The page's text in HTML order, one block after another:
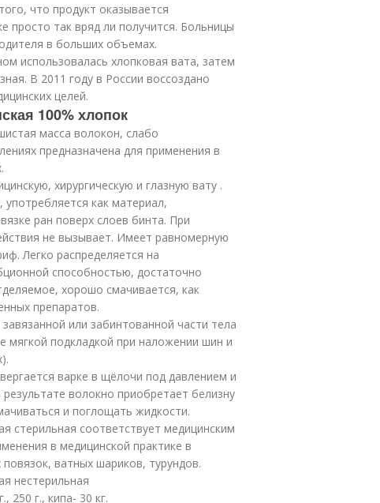
что продукт оказывается
просто так вряд ли получится. Больницы
в больших объемах.
использовалась хлопковая вата, затем
В 2011 году в России воссоздано
целей.
100% хлопок
масса волокон, слабо
предназначена для применения в
хирургическую и глазную вату .
употребляется как материал,
ран поверх слоев бинта. При
не вызывает. Имеет равномерную
Легко распределяется на
способностью, достаточно
хорошо смачивается, как
препаратов.
или забинтованной части тела
мягкой подкладкой при наложении шин и
варке в щёлочи под давлением и
волокно приобретает белизну
и поглощать жидкости.
стерильная соответствует медицинским
в медицинской практике в
ватных шариков, турундов.
нестерильная
250 г., кипа- 30 кг.